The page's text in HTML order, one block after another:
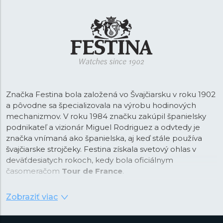
Značka Festina bola založená vo Švajčiarsku v roku 1902
a pôvodne sa špecializovala na výrobu hodinových
mechanizmov. V roku 1984 značku zakúpil španielsky
podnikateľ a vizionár Miguel Rodriguez a odvtedy je
značka vnímaná ako španielska, aj keď stále používa
švajčiarske strojčeky. Festina získala svetový ohlas v
deväťdesiatych rokoch, kedy bola oficiálnym
časomeračom Tour de France.
značka a vďaka spolupráci so svetoznámym
Zobraziť viac